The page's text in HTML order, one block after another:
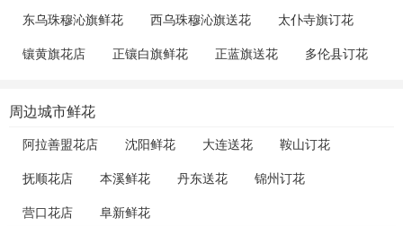
东乌珠穆沁旗鲜花 西乌珠穆沁旗送花 太仆寺旗订花
镶黄旗花店 正镶白旗鲜花 正蓝旗送花 多伦县订花
周边城市鲜花
阿拉善盟花店 沈阳鲜花 大连送花 鞍山订花
抚顺花店 本溪鲜花 丹东送花 锦州订花
营口花店 阜新鲜花